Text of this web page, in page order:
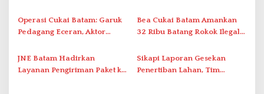
Duriangkang
Operasi Cukai Batam: Garuk
Pedagang Eceran, Aktor
Tersentuh?
Bea Cukai Batam Amankan
32 Ribu Batang Rokok Ilegal
JNE Batam Hadirkan
Layanan Pengiriman Paket ke
Sikapi Laporan Gesekan
Penertiban Lahan, Tim